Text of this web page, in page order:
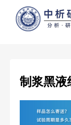
制浆黑液